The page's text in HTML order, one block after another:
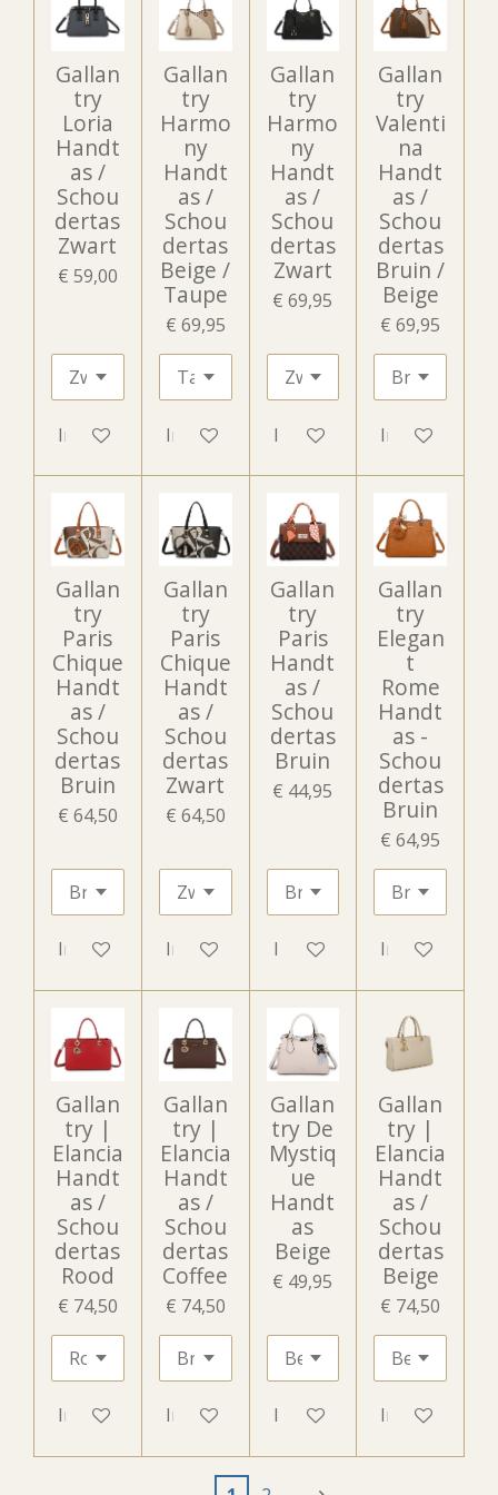
Gallan
try
Loria
Handt
as /
Schou
dertas
Zwart
€ 59,00
In winkelwagen
Gallan
try
Harmo
ny
Handt
as /
Schou
dertas
Beige /
Taupe
€ 69,95
In winkelwagen
Gallan
try
Harmo
ny
Handt
as /
Schou
dertas
Zwart
€ 69,95
In winkelwagen
Gallan
try
Valenti
na
Handt
as /
Schou
dertas
Bruin /
Beige
€ 69,95
In
Gallan
try
Paris
Chique
Handt
as /
Schou
dertas
Bruin
€ 64,50
In winkelwagen
Gallan
try
Paris
Chique
Handt
as /
Schou
dertas
Zwart
€ 64,50
In winkelwagen
Gallan
try
Paris
Handt
as /
Schou
dertas
Bruin
€ 44,95
In winkelwagen
Gallan
try
Elegan
t
Rome
Handt
as -
Schou
dertas
Bruin
€ 64,95
In
Gallan
try |
Elancia
Handt
as /
Schou
dertas
Rood
€ 74,50
In winkelwagen
Gallan
try |
Elancia
Handt
as /
Schou
dertas
Coffee
€ 74,50
In winkelwagen
Gallan
try De
Mystiq
ue
Handt
as
Beige
€ 49,95
In winkelwagen
Gallan
try |
Elancia
Handt
as /
Schou
dertas
Beige
€ 74,50
In